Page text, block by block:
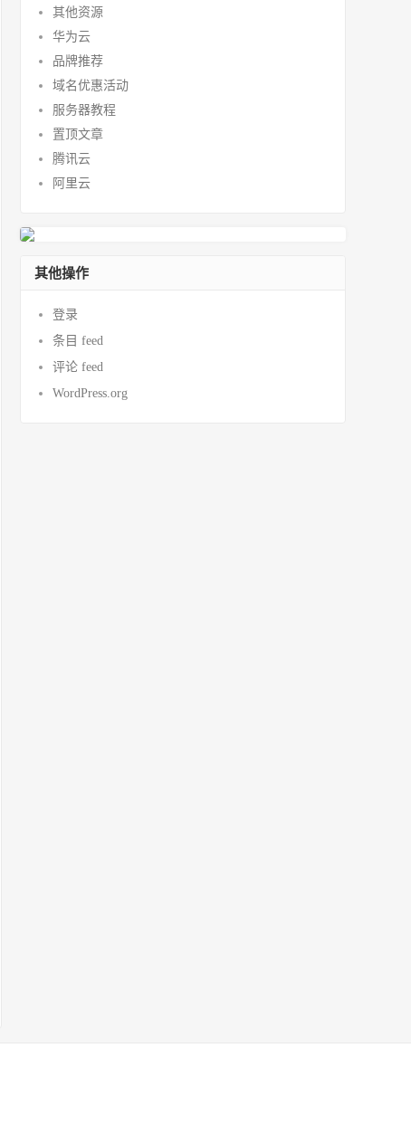
其他资源
华为云
品牌推荐
域名优惠活动
服务器教程
置顶文章
腾讯云
阿里云
其他操作
登录
条目 feed
评论 feed
WordPress.org